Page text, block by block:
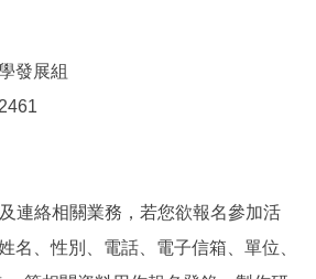
發展組
連絡相關業務，若您欲報名參加活
名、性別、電話、電子信箱、單位、